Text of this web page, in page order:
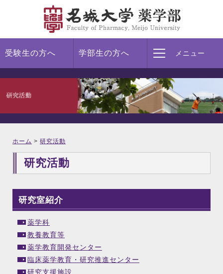
受験生の方へ 学部生の方へ メニュー
ホーム > 研究活動
研究活動
研究室紹介
薬学科
教養教育等
薬学教育開発センター
臨床薬学教育・研究推進センター
研究支援施設